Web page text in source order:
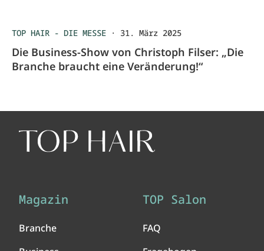
TOP HAIR - DIE MESSE · 31. März 2025
Die Business-Show von Christoph Filser: „Die
Branche braucht eine Veränderung!“
Magazin
Branche
TOP Salon
FAQ